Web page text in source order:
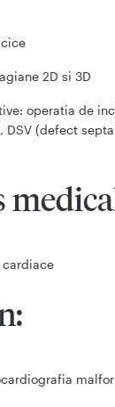
2D si 3D
operatia de
(defect